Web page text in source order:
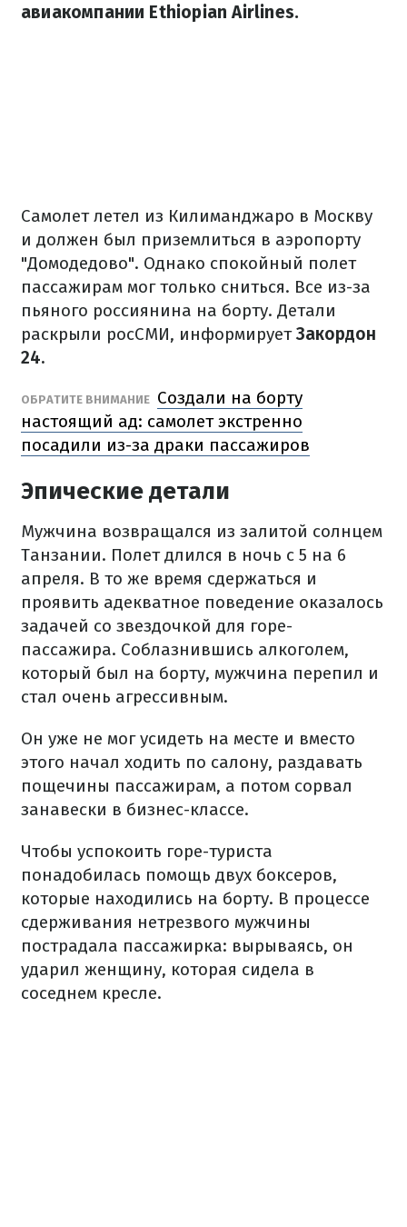
авиакомпании Ethiopian Airlines.
Самолет летел из Килиманджаро в Москву
и должен был приземлиться в аэропорту
"Домодедово". Однако спокойный полет
пассажирам мог только сниться. Все из-за
пьяного россиянина на борту. Детали
раскрыли росСМИ, информируетЗакордон
24.
ОБРАТИТЕ ВНИМАНИЕ Создали на борту
настоящий ад: самолет экстренно
посадили из-за драки пассажиров
Эпические детали
Мужчина возвращался из залитой солнцем
Танзании. Полет длился в ночь с 5 на 6
апреля. В то же время сдержаться и
проявить адекватное поведение оказалось
задачей со звездочкой для горе-
пассажира. Соблазнившись алкоголем,
который был на борту, мужчина перепил и
стал очень агрессивным.
Он уже не мог усидеть на месте и вместо
этого начал ходить по салону, раздавать
пощечины пассажирам, а потом сорвал
занавески в бизнес-классе.
Чтобы успокоить горе-туриста
понадобилась помощь двух боксеров,
которые находились на борту. В процессе
сдерживания нетрезвого мужчины
пострадала пассажирка: вырываясь, он
ударил женщину, которая сидела в
соседнем кресле.